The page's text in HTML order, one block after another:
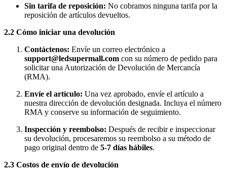
Sin tarifa de reposición: No cobramos ninguna tarifa por la
reposición de artículos devueltos.
2.2 Cómo iniciar una devolución
Contáctenos: Envíe un correo electrónico a
support@ledsupermall.com con su número de pedido para
solicitar una Autorización de Devolución de Mercancía
(RMA).
Envíe el artículo: Una vez aprobado, envíe el artículo a
nuestra dirección de devolución designada. Incluya el número
RMA y conserve su información de seguimiento.
Inspección y reembolso: Después de recibir e inspeccionar
su devolución, procesaremos su reembolso a su método de
pago original dentro de 5-7 días hábiles.
2.3 Costos de envío de devolución